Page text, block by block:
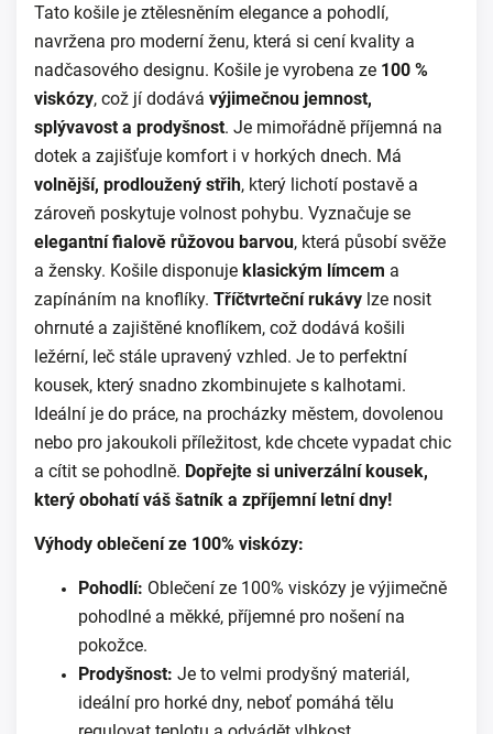
Tato košile je ztělesněním elegance a pohodlí,
navržena pro moderní ženu, která si cení kvality a
nadčasového designu. Košile je vyrobena ze 100 %
viskózy, což jí dodává výjimečnou jemnost,
splývavost a prodyšnost. Je mimořádně příjemná na
dotek a zajišťuje komfort i v horkých dnech. Má
volnější, prodloužený střih, který lichotí postavě a
zároveň poskytuje volnost pohybu. Vyznačuje se
elegantní fialově růžovou barvou, která působí svěže
a žensky. Košile disponuje klasickým límcem a
zapínáním na knoflíky. Tříčtvrteční rukávy lze nosit
ohrnuté a zajištěné knoflíkem, což dodává košili
ležérní, leč stále upravený vzhled. Je to perfektní
kousek, který snadno zkombinujete s kalhotami.
Ideální je do práce, na procházky městem, dovolenou
nebo pro jakoukoli příležitost, kde chcete vypadat chic
a cítit se pohodlně. Dopřejte si univerzální kousek,
který obohatí váš šatník a zpříjemní letní dny!
Výhody oblečení ze 100% viskózy:
Pohodlí: Oblečení ze 100% viskózy je výjimečně
pohodlné a měkké, příjemné pro nošení na
pokožce.
Prodyšnost: Je to velmi prodyšný materiál,
ideální pro horké dny, neboť pomáhá tělu